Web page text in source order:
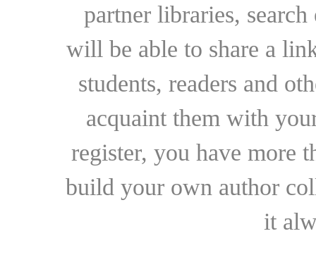
partner libraries,
will be able to share a
students, readers and
acquaint them with
register, you have more
build your own author
it